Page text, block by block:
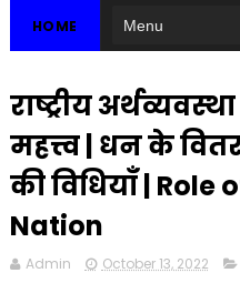
HOME
राष्ट्रीय
महत्त्व | धन के
की विधियाँ | Role
Nation
Admin October 13, 2022